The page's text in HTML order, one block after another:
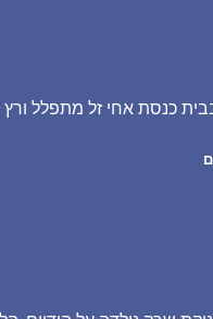
כנסת אחי זל מתפלל